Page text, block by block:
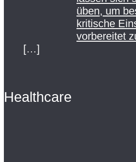
üben, um
kritische
vorbereitet
[…]
Healthcare